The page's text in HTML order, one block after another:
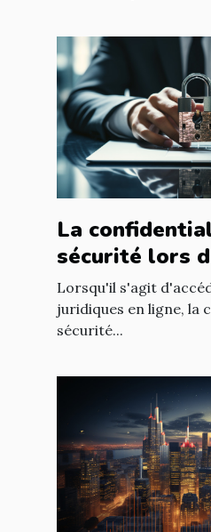
La
sécurité lors
l'utilisation
ligne
Lorsqu'il s'agit
juridiques en ligne, la
sécurité...